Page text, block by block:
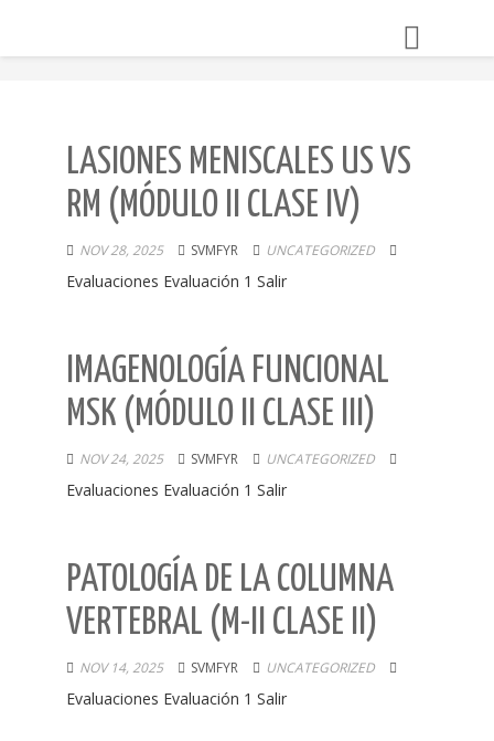
Toggle
navigation
LASIONES MENISCALES US VS
RM (MÓDULO II CLASE IV)
NOV 28, 2025 SVMFYR UNCATEGORIZED
Evaluaciones Evaluación 1 Salir
IMAGENOLOGÍA FUNCIONAL
MSK (MÓDULO II CLASE III)
NOV 24, 2025 SVMFYR UNCATEGORIZED
Evaluaciones Evaluación 1 Salir
PATOLOGÍA DE LA COLUMNA
VERTEBRAL (M-II CLASE II)
NOV 14, 2025 SVMFYR UNCATEGORIZED
Evaluaciones Evaluación 1 Salir